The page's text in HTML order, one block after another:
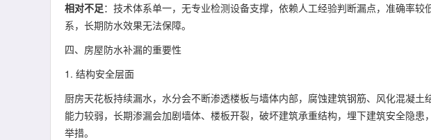
相对不足：技术体系单一，无专业检测设备支撑，依赖人工经验判断漏点，准确率
系，长期防水效果无法保障。
四、房屋防水补漏的重要性
1. 结构安全层面
厨房天花板持续漏水，水分会不断渗透楼板与墙体内部，腐蚀建筑钢筋、风化混凝
能力较弱，长期渗漏会加剧墙体、楼板开裂，破坏建筑承重结构，埋下建筑安全隐
举措。